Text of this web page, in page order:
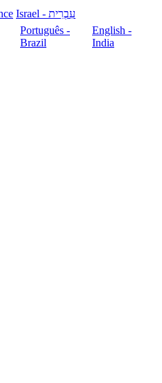
עִבְרִית - Israel
Português -
Brazil
English -
India